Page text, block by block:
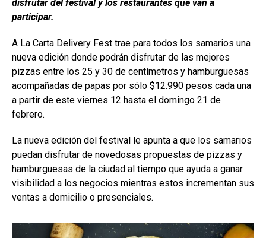
disfrutar del festival y los restaurantes que van a
participar.
A La Carta Delivery Fest trae para todos los samarios una
nueva edición donde podrán disfrutar de las mejores
pizzas entre los 25 y 30 de centímetros y hamburguesas
acompañadas de papas por sólo $12.990 pesos cada una
a partir de este viernes 12 hasta el domingo 21 de
febrero.
La nueva edición del festival le apunta a que los samarios
puedan disfrutar de novedosas propuestas de pizzas y
hamburguesas de la ciudad al tiempo que ayuda a ganar
visibilidad a los negocios mientras estos incrementan sus
ventas a domicilio o presenciales.